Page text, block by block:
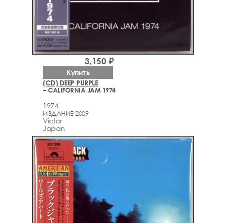
(CD) DEEP PURPLE
– CALIFORNIA JAM 1974
1974
ИЗДАНИЕ 2009
Victor
Japan
3,150 ₽
Купить